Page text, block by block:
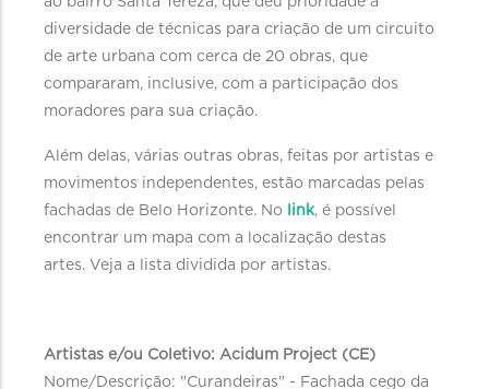
diversidade de técnicas para criação de um circuito
de arte urbana com cerca de 20 obras, que
compararam, inclusive, com a participação dos
moradores para sua criação.
Além delas, várias outras obras, feitas por artistas e
movimentos independentes, estão marcadas pelas
fachadas de Belo Horizonte. No
link, é possível
encontrar um mapa com a localização destas
artes. Veja a lista dividida por artistas.
Artistas e/ou Coletivo: Acidum Project (CE)
Nome/Descrição: "Curandeiras" - Fachada cego da